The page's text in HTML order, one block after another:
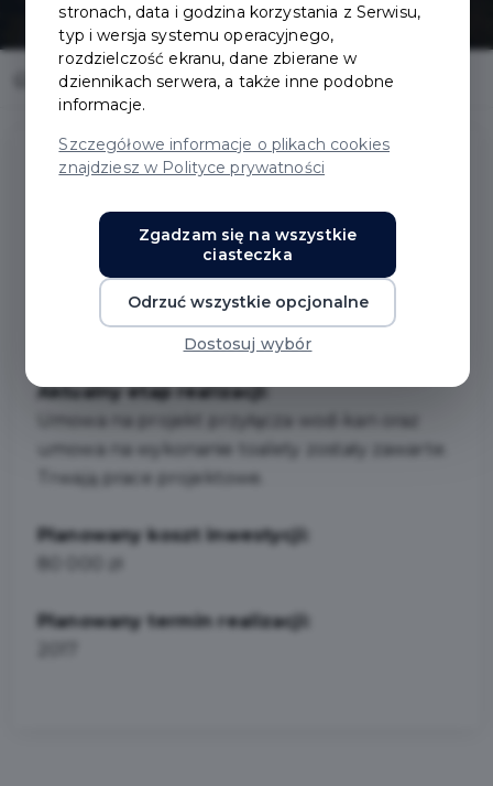
Home Inwestycje Toaleta publiczna
Toaleta publiczna
Zakres prac:
Toaleta publiczna zlokalizowana będzie przy
ul. Dworcowej, w okolicy parku piknikowego.
Aktualny etap realizacji:
Umowa na projekt przyłącza wod-kan oraz
umowa na wykonanie toalety zostały zawarte.
Trwają prace projektowe.
Planowany koszt inwestycji:
Planowany termin realizacji:
stronach, data i godzina korzystania z Serwisu,
typ i wersja systemu operacyjnego,
rozdzielczość ekranu, dane zbierane w
dziennikach serwera, a także inne podobne
informacje.
Szczegółowe informacje o plikach cookies
znajdziesz w Polityce prywatności
Zgadzam się na wszystkie
ciasteczka
Odrzuć wszystkie opcjonalne
Dostosuj wybór